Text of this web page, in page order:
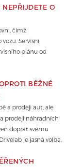
O
čímž
Servisní
plánu od
BĚŽNÉ
a prodeji aut, ale
prodeji náhradních
dopřát svému
je jasná volba.